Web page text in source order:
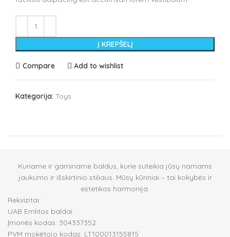
Į KREPŠELĮ
Compare Add to wishlist
Kategorija: Toys
Kuriame ir gaminame baldus, kurie suteikia jūsų namams
jaukumo ir išskirtinio stiliaus. Mūsų kūriniai – tai kokybės ir
estetikos harmonija.
Rekvizitai:
UAB Emlitos baldai
Įmonės kodas: 304337352
PVM mokėtojo kodas: LT100013155815